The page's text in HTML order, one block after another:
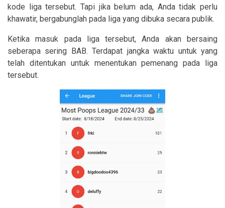
kode liga tersebut. Tapi jika belum ada, Anda tidak perlu
khawatir, bergabunglah pada liga yang dibuka secara publik.
Ketika masuk pada liga tersebut, Anda akan bersaing
seberapa sering BAB. Terdapat jangka waktu untuk yang
telah ditentukan untuk menentukan pemenang pada liga
tersebut.